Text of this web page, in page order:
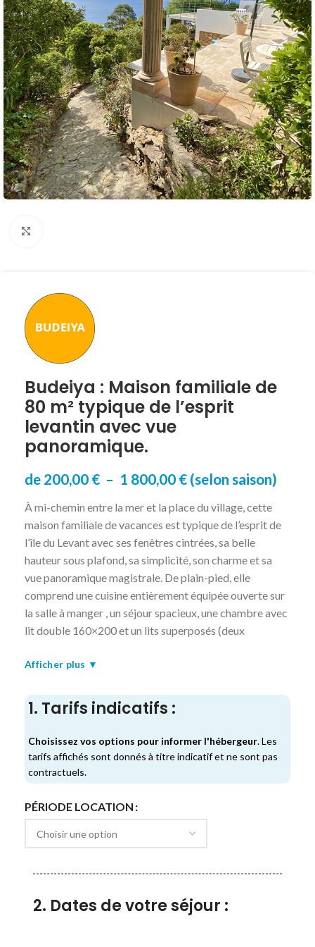
Budeiya : Maison familiale de
80 m² typique de l’esprit
levantin avec vue
panoramique.
de 200,00 € – 1 800,00 € (selon saison)
À mi-chemin entre la mer et la place du village, cette
maison familiale de vacances est typique de l’esprit de
l’île du Levant avec ses fenêtres cintrées, sa belle
hauteur sous plafond, sa simplicité, son charme et sa
vue panoramique magistrale. De plain-pied, elle
comprend une cuisine entièrement équipée ouverte sur
la salle à manger , un séjour spacieux, une chambre avec
lit double 160×200 et un lits superposés (deux
wc, et une belle terrasse avec vue panoramique sur la
L’île du Levant est de ces endroits uniques au monde qui
Afficher plus ▼
1. Tarifs indicatifs :
Choisissez vos options pour informer l'hébergeur. Les
tarifs affichés sont donnés à titre indicatif et ne sont pas
contractuels.
PÉRIODE LOCATION
2. Dates de votre séjour :